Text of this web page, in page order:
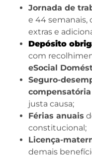
Jornada de
e 44 semanais,
extras e
Depósito
com
eSocial
Seguro-
compensatória
justa causa;
Férias anuais
constitucional;
Licença-
demais